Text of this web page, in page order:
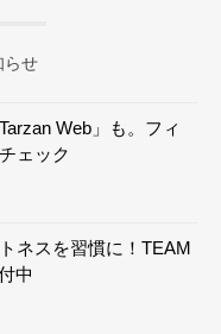
らせ
Web」も。フィ
ェック
ネスを習慣に！TEAM
中